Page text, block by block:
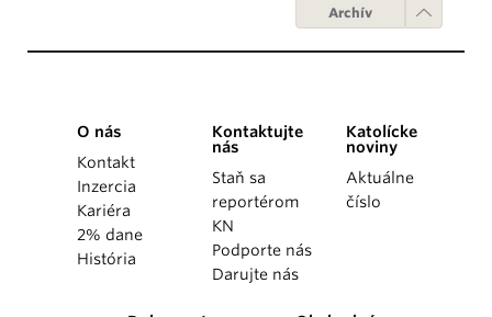
Archív
O nás
Kontakt
Inzercia
Kariéra
2% dane
História
Kontaktujte
nás
Staň sa
reportérom
KN
Podporte nás
Darujte nás
Katolícke
noviny
Aktuálne
číslo